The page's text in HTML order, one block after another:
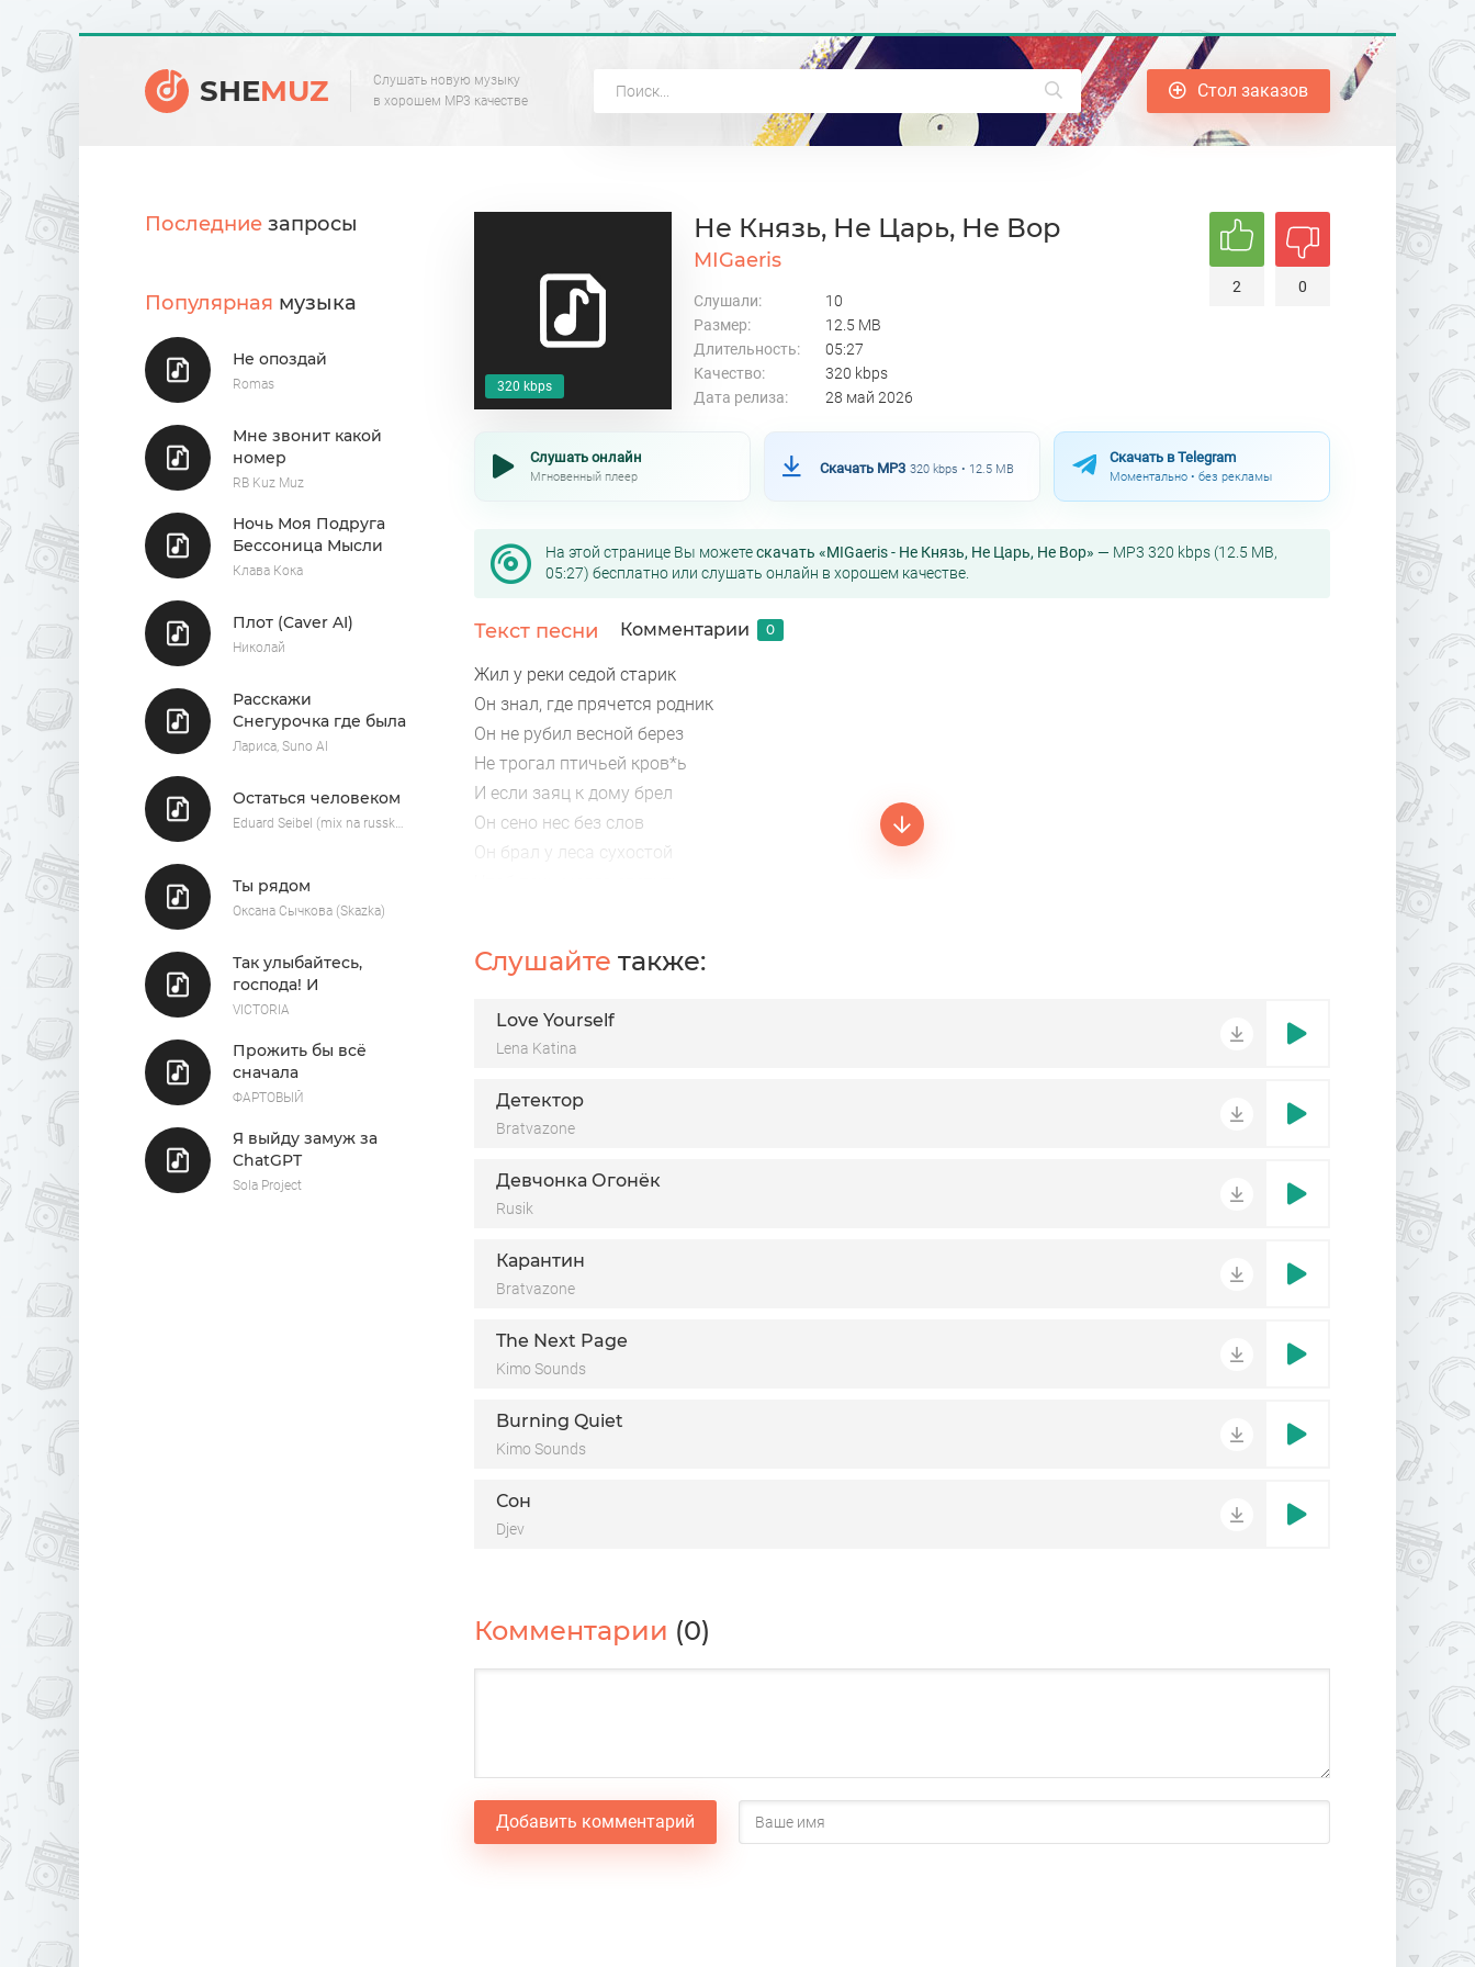
SHEMUZ
Слушать новую музыку
в хорошем MP3 качестве
Стол заказов
Последние запросы
Популярная музыка
Не опоздай
Romas
Мне звонит какой
номер
RB Kuz Muz
Ночь Моя Подруга
Бессоница Мысли
Закружилась
Клава Кока
Плот (Caver AI)
Николай
Расскажи
Снегурочка где была
Лариса, Suno AI
Остаться человеком
Eduard Seibel (mix na russkom)
Ты рядом
Оксана Сычкова (Skazka)
Так улыбайтесь,
господа! И
улыбайтесь, дамы!
VICTORIA
Прожить бы всё
сначала
ФАРТОВЫЙ
Я выйду замуж за
ChatGPT
Sola Project
320 kbps
Не Князь, Не Царь, Не Вор
MIGaeris
Слушали:
10
Размер:
12.5 MB
Длительность:
05:27
Качество:
320 kbps
Дата релиза:
28 май 2026
2 0
Слушать онлайн
Мгновенный плеер
Скачать MP3 320 kbps • 12.5 MB
Скачать в Telegram
Моментально • без рекламы
На этой странице Вы можетескачать «MIGaeris - Не Князь, Не Царь, Не Вор» — MP3 320 kbps (12.5 MB,
05:27) бесплатно или слушать онлайн в хорошем качестве.
Текст песни Комментарии 0
Жил у реки седой старик
Он знал, где прячется родник
Он не рубил весной берез
Не трогал птичьей кров*ь
И если заяц к дому брел
Он сено нес без слов
Он брал у леса сухостой
Он знал, где рыба бьет хвостом
И хлеб делил с чужим котом
На старом сундуке
Слушайте также:
Love Yourself
Lena Katina
Детектор
Bratvazone
Девчонка Огонёк
Rusik
Карантин
Bratvazone
The Next Page
Kimo Sounds
Burning Quiet
Kimo Sounds
Сон
Djev
Комментарии (0)
Добавить комментарий